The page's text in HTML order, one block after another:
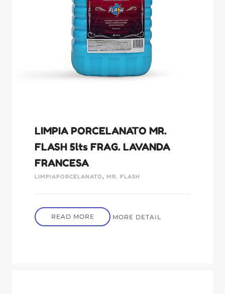
LIMPIA PORCELANATO MR.
FLASH 5lts FRAG. LAVANDA
FRANCESA
LIMPIAPORCELANATO, MR. FLASH
READ MORE MORE DETAIL